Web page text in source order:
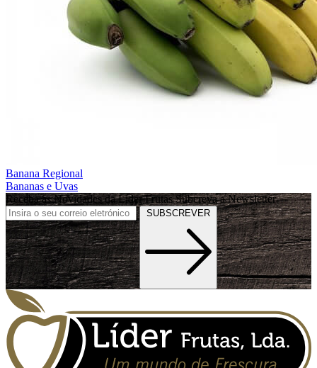
Banana Regional
Bananas e Uvas
Receba as Novidades da Líder Frutas Subcreva a Newsletter